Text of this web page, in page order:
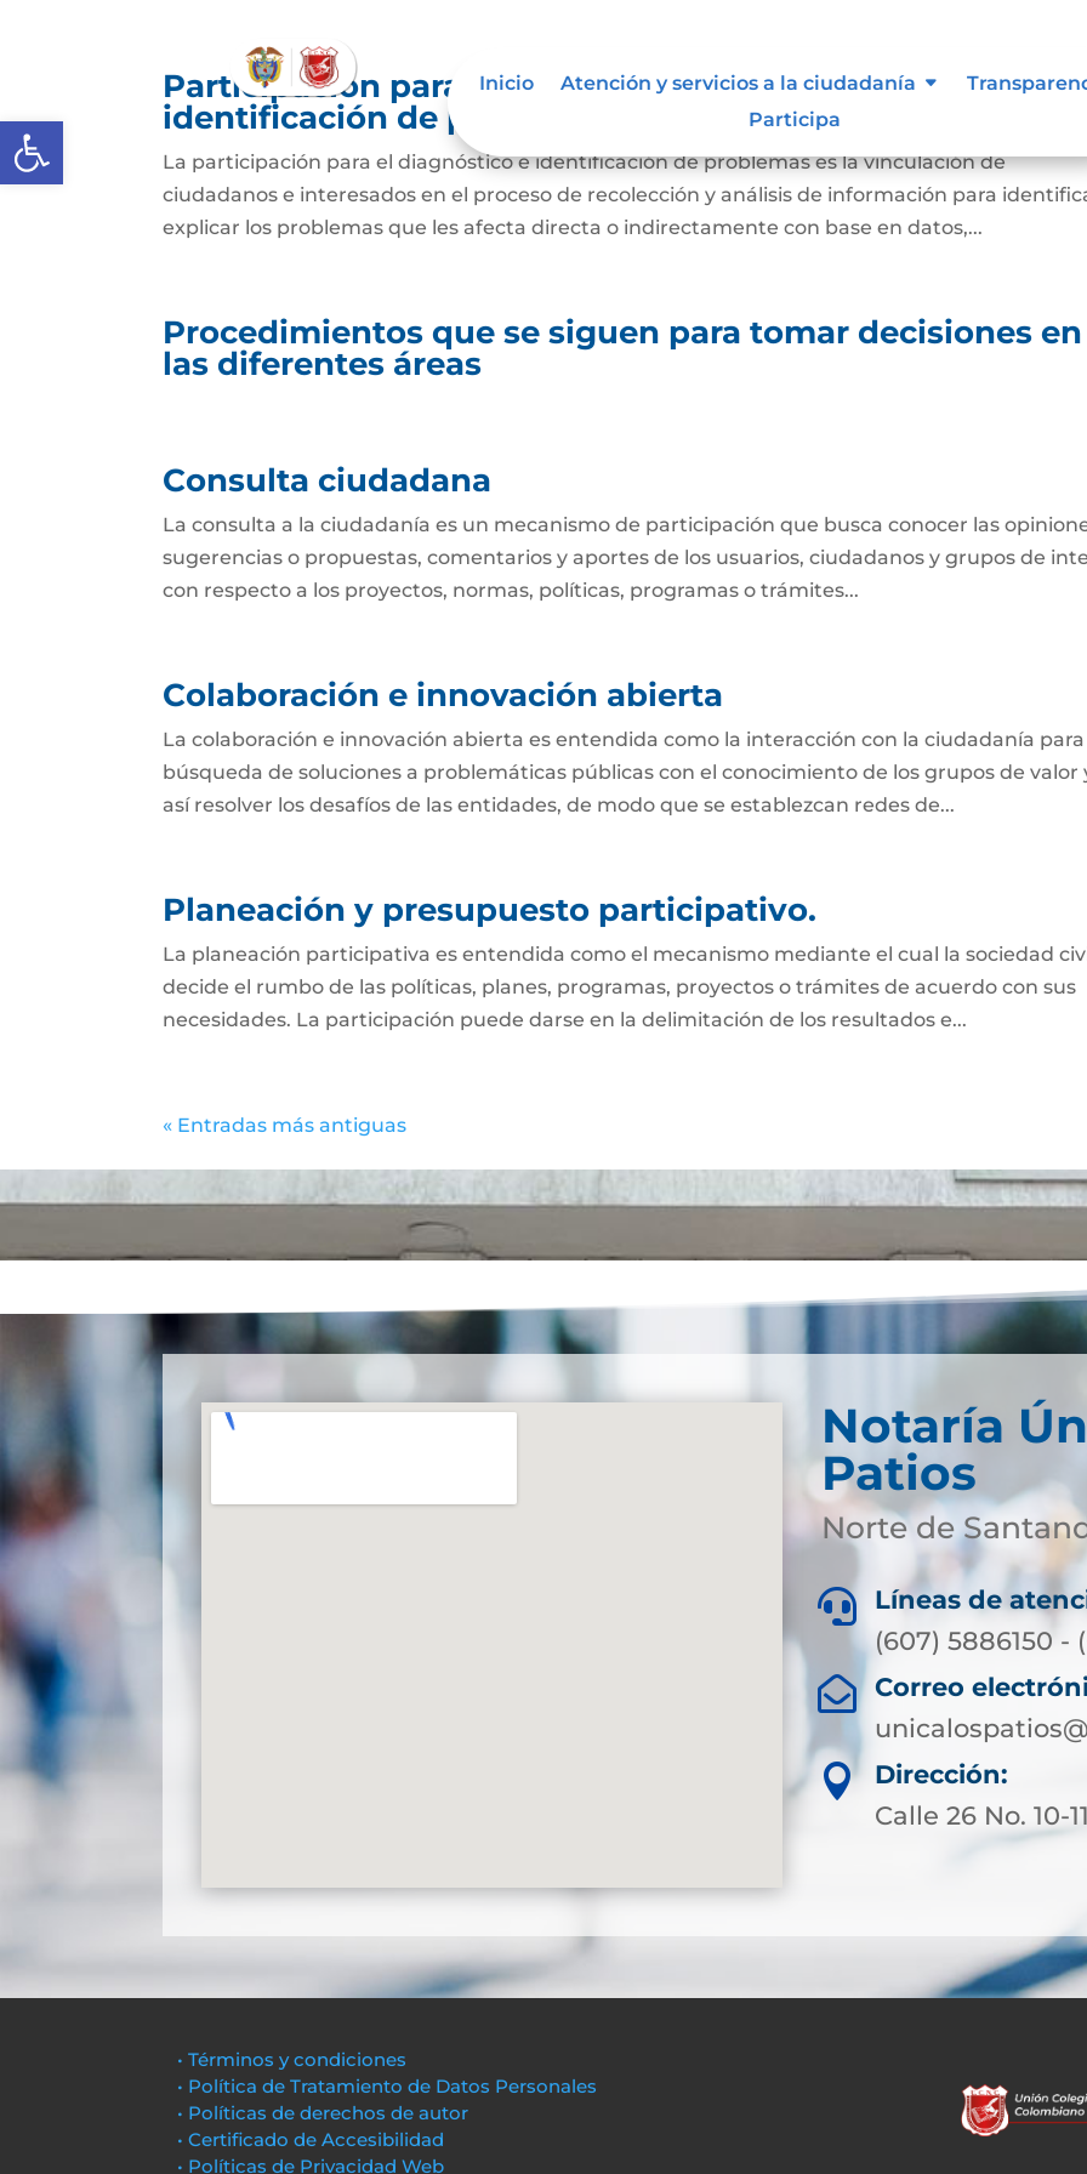
Abrir barra de herramientas
Inicio Atención y servicios a la ciudadanía
Participa
Participación para el diagnóstico de necesidades e
identificación de problemas.
La participación para el diagnóstico e identificación de problemas es la vinculación de
ciudadanos e interesados en el proceso de recolección y análisis de información para
explicar los problemas que les afecta directa o indirectamente con base en datos,...
Procedimientos que se siguen para tomar decisiones en
las diferentes áreas
Consulta ciudadana
La consulta a la ciudadanía es un mecanismo de participación que busca conocer las
sugerencias o propuestas, comentarios y aportes de los usuarios, ciudadanos y grupos de
con respecto a los proyectos, normas, políticas, programas o trámites...
Colaboración e innovación abierta
La colaboración e innovación abierta es entendida como la interacción con la ciudadanía para
búsqueda de soluciones a problemáticas públicas con el conocimiento de los grupos de valor
así resolver los desafíos de las entidades, de modo que se establezcan redes de...
Planeación y presupuesto participativo.
La planeación participativa es entendida como el mecanismo mediante el cual la sociedad
decide el rumbo de las políticas, planes, programas, proyectos o trámites de acuerdo con sus
necesidades. La participación puede darse en la delimitación de los resultados e...
« Entradas más antiguas
Notaría
Patios
Norte de

Líneas de
(607) 5886150 -

Correo

Dirección:
Calle 26 No. 10-
• Términos y condiciones
• Política de Tratamiento de Datos Personales
• Políticas de derechos de autor
• Certificado de Accesibilidad
• Políticas de Privacidad Web